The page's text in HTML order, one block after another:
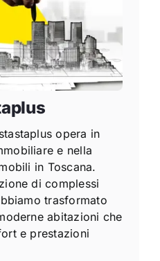
opera in
e nella
in Toscana.
di complessi
trasformato
abitazioni che
e prestazioni